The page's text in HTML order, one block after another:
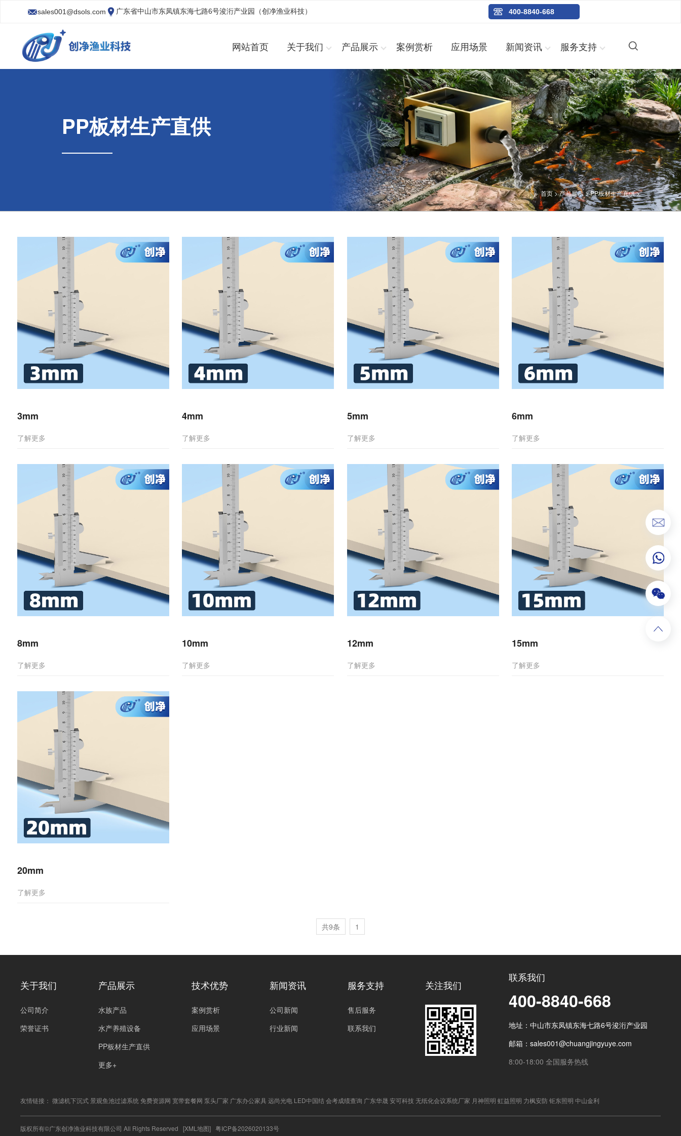
sales001@dsols.com 广东省中山市东凤镇东海七路6号浚洐产业园（创净渔业科技） 400-8840-668
网站首页 关于我们 产品展示 案例赏析 应用场景 新闻资讯 服务支持
PP板材生产直供
首页>产品展示>PP板材生产直供>
3mm
了解更多
4mm
了解更多
5mm
了解更多
6mm
了解更多
8mm
了解更多
10mm
了解更多
12mm
了解更多
15mm
了解更多
20mm
了解更多
共9条 1
关于我们
公司简介
荣誉证书
产品展示
水族产品
水产养殖设备
PP板材生产直供
更多+
技术优势
案例赏析
应用场景
新闻资讯
公司新闻
行业新闻
服务支持
售后服务
联系我们
关注我们
联系我们
400-8840-668
地址：中山市东凤镇东海七路6号浚洐产业园
邮箱：sales001@chuangjingyuye.com
8:00-18:00 全国服务热线
友情链接：微滤机下沉式景观鱼池过滤系统 免费资源网 宽带套餐网 泵头厂家 广东办公家具 远尚光电 LED中国结会考成绩查询 广东华晟安可科技 无纸化会议系统厂家 月神照明 虹益照明 力枫安防钜东照明 中山金利
版权所有©广东创净渔业科技有限公司 All Rights Reserved[XML地图] 粤ICP备2026020133号